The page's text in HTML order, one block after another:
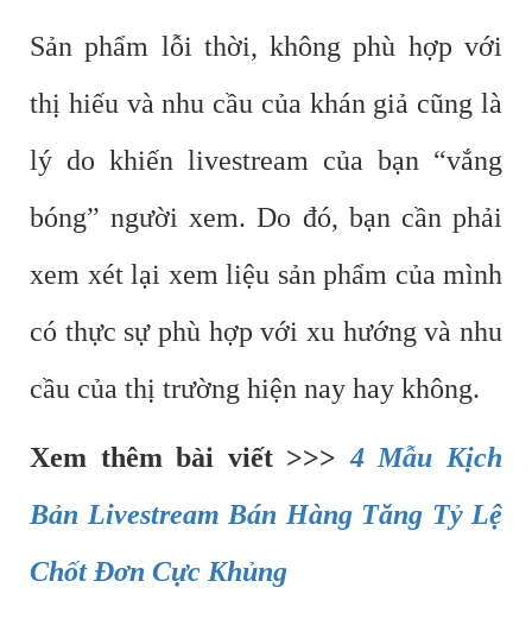
Sản phẩm lỗi thời, không phù hợp với
thị hiếu và nhu cầu của khán giả cũng là
lý do khiến livestream của bạn “vắng
bóng” người xem. Do đó, bạn cần phải
xem xét lại xem liệu sản phẩm của mình
có thực sự phù hợp với xu hướng và nhu
cầu của thị trường hiện nay hay không.
Xem thêm bài viết >>>4 Mẫu Kịch
Bản Livestream Bán Hàng Tăng Tỷ Lệ
Chốt Đơn Cực Khủng